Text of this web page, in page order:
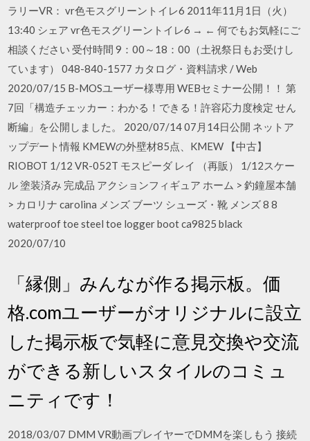
ラリーVR： vr色モスグリーントイレ6 2011年11月1日（火）
13:40 シェア vr色モスグリーントイレ6 → ← 何でもお気軽にご
相談ください 受付時間 9：00～18：00（土祝祭日もお受けし
ています） 048-840-1577 カタログ・資料請求 / Web
2020/07/15 B-MOSユーザー様専用 WEBセミナー公開！！ 第
7回「構造チェッカー：わかる！できる！許容応力度検定 せん
断編」を公開しました。 2020/07/14 07月14日公開 ネットア
ップデート情報 KMEWの外壁材85点、KMEW 【中古】
RIOBOT 1/12 VR-052T モスピーダ レイ （再販） 1/12スケー
ル 塗装済み 完成品 アクションフィギュア ホーム > 釣鐘屋本舗
> カロリナ carolina メンズ ブーツ シューズ・靴 メンズ 8 8
waterproof toe steel toe logger boot ca9825 black
2020/07/10
「縁側」みんなが作る掲示板。価
格.comユーザーがオリジナルに設立
した掲示板で気軽に意見交換や交流
ができる新しいスタイルのコミュ
ニティです！
2018/03/07 DMM VR動画プレイヤーでDMMを楽しもう 接続